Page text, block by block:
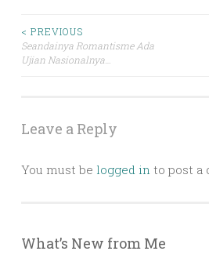
Post
navigation
< PREVIOUS
Seandainya Romantisme Ada
Ujian Nasionalnya…
Leave a Reply
You must be logged in to post a
What’s New from Me